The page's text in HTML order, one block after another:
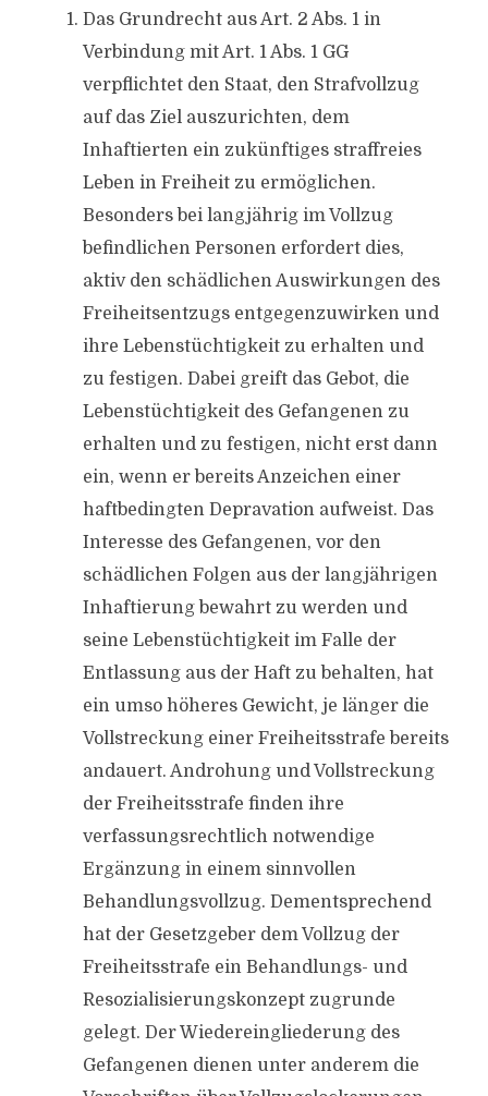
Das Grundrecht aus Art. 2 Abs. 1 in
Verbindung mit Art. 1 Abs. 1 GG
verpflichtet den Staat, den Strafvollzug
auf das Ziel auszurichten, dem
Inhaftierten ein zukünftiges straffreies
Leben in Freiheit zu ermöglichen.
Besonders bei langjährig im Vollzug
befindlichen Personen erfordert dies,
aktiv den schädlichen Auswirkungen des
Freiheitsentzugs entgegenzuwirken und
ihre Lebenstüchtigkeit zu erhalten und
zu festigen. Dabei greift das Gebot, die
Lebenstüchtigkeit des Gefangenen zu
erhalten und zu festigen, nicht erst dann
ein, wenn er bereits Anzeichen einer
haftbedingten Depravation aufweist. Das
Interesse des Gefangenen, vor den
schädlichen Folgen aus der langjährigen
Inhaftierung bewahrt zu werden und
seine Lebenstüchtigkeit im Falle der
Entlassung aus der Haft zu behalten, hat
ein umso höheres Gewicht, je länger die
Vollstreckung einer Freiheitsstrafe bereits
andauert. Androhung und Vollstreckung
der Freiheitsstrafe finden ihre
verfassungsrechtlich notwendige
Ergänzung in einem sinnvollen
Behandlungsvollzug. Dementsprechend
hat der Gesetzgeber dem Vollzug der
Freiheitsstrafe ein Behandlungs- und
Resozialisierungskonzept zugrunde
gelegt. Der Wiedereingliederung des
Gefangenen dienen unter anderem die